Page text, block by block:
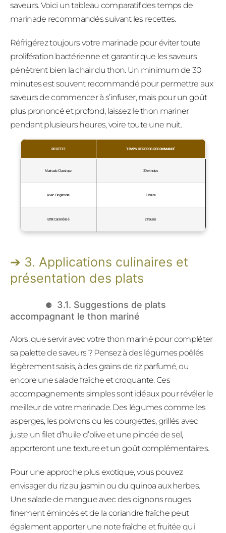
saveurs. Voici un tableau comparatif des temps de
marinade recommandés suivant les recettes.
Réfrigérez toujours votre marinade pour éviter toute
prolifération bactérienne et garantir que les saveurs
pénètrent bien la chair du thon. Un minimum de 30
minutes est souvent recommandé pour permettre aux
saveurs de commencer à s’infuser, mais pour un goût
plus prononcé et profond, laissez le thon mariner
pendant plusieurs heures, voire toute une nuit.
RECETTE TEMPS DE REPOS RECOMMANDÉ
Marinade Classique 30 minutes
Avec Gingembre 1 heure
Effet Caramélisé 2 heures
3. Applications culinaires et
présentation des plats
3.1. Suggestions de plats
accompagnant le thon mariné
Alors, que servir avec votre thon mariné pour compléter
sa palette de saveurs ? Pensez à des légumes poêlés
légèrement saisis, à des grains de riz parfumé, ou
encore une salade fraîche et croquante. Ces
accompagnements simples sont idéaux pour révéler le
meilleur de votre marinade. Des légumes comme les
asperges, les poivrons ou les courgettes, grillés avec
juste un filet d’huile d’olive et une pincée de sel,
apporteront une texture et un goût complémentaires.
Pour une approche plus exotique, vous pouvez
envisager du riz au jasmin ou du quinoa aux herbes.
Une salade de mangue avec des oignons rouges
finement émincés et de la coriandre fraîche peut
également apporter une note fraîche et fruitée qui